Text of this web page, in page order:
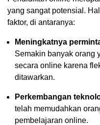
yang sangat potensial.
faktor, di antaranya:
Meningkatnya
Semakin banyak orang
secara online karena
ditawarkan.
Perkembangan
telah memudahkan
pembelajaran online.